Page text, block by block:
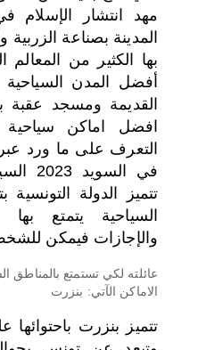
مهد انتشار الإسلام
المدينة بصناعة
بها الكثير من المعالم
أفضل المدن
القديمة ومسجد عقبة
افضل اماكن
التعرف على ما ورد
في
تتميز الدولة التونسية
السياحية يتمتع
والإجازات فيمكن
عائلته لكي تستمتع
الاماكن الآتي: بنزرت
تتميز بنزرت باحتوائها